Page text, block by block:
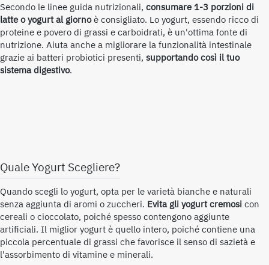
Secondo le linee guida nutrizionali, consumare 1-3 porzioni di
latte o yogurt al giornoè consigliato. Lo yogurt, essendo ricco di
proteine e povero di grassi e carboidrati, è un'ottima fonte di
nutrizione. Aiuta anche a migliorare la funzionalità intestinale
grazie ai batteri probiotici presenti, supportando così il tuo
sistema digestivo.
QualeYogurt Scegliere?
Quando scegli lo yogurt, opta per le varietà bianche e naturali
senza aggiunta di aromi o zuccheri. Evita gli yogurt cremosicon
cereali o cioccolato, poiché spesso contengono aggiunte
artificiali. Il miglior yogurt è quello intero, poiché contiene una
piccola percentuale di grassi che favorisce il senso di sazietà e
l'assorbimento di vitamine e minerali.